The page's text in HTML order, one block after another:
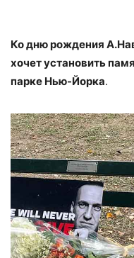
Ко дню рождения
хочет установить
парке Нью-Йорка.